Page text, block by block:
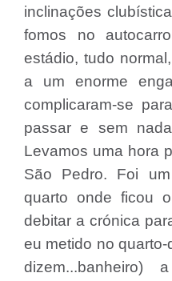
inclinações
fomos no
estádio, tudo
a um enorme
complicaram-se
passar e sem
Levamos uma hora
São Pedro. Foi
quarto onde ficou
debitar a crónica
eu metido no